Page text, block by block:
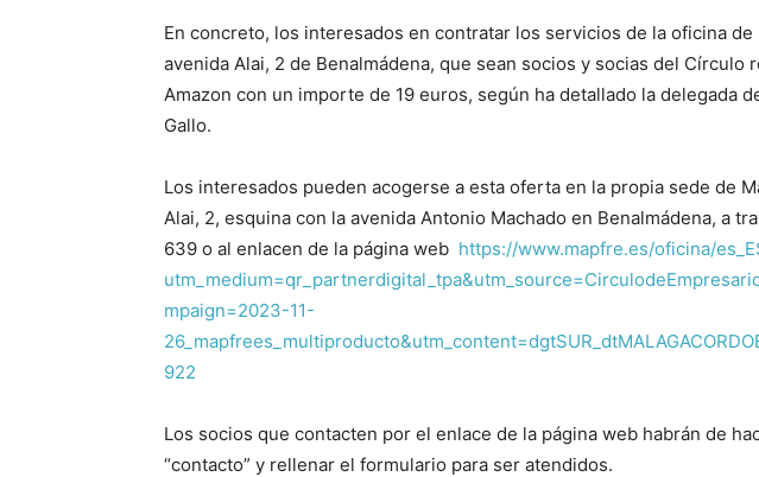
En concreto, los interesados en contratar los servicios de la oficina de
avenida Alai, 2 de Benalmádena, que sean socios y socias del Círculo
Amazon con un importe de 19 euros, según ha detallado la delegada
Gallo.
Los interesados pueden acogerse a esta oferta en la propia sede de
Alai, 2, esquina con la avenida Antonio Machado en Benalmádena, a
639 o al enlacen de la página web https://www.mapfre.es/oficina/
mpaign=2023-11-
922
Los socios que contacten por el enlace de la página web habrán de
“contacto” y rellenar el formulario para ser atendidos.